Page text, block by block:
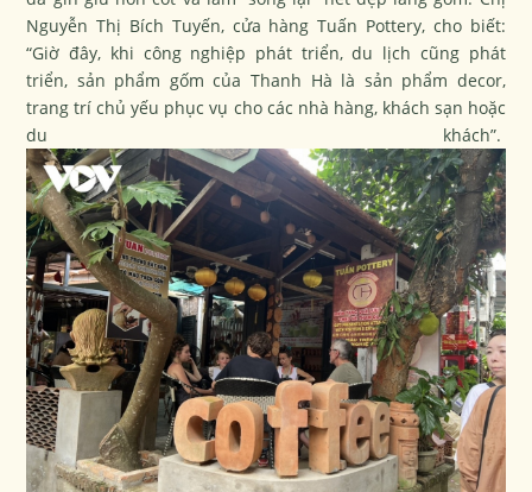
Nguyễn Thị Bích Tuyến, cửa hàng Tuấn Pottery, cho biết:
“Giờ đây, khi công nghiệp phát triển, du lịch cũng phát
triển, sản phẩm gốm của Thanh Hà là sản phẩm decor,
trang trí chủ yếu phục vụ cho các nhà hàng, khách sạn hoặc
du khách”.